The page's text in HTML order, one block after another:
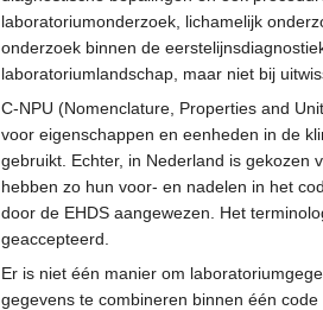
laboratoriumonderzoek, lichamelijk
onderzoek binnen de
laboratoriumlandschap, maar niet bij
C-NPU (Nomenclature, Properties and
voor eigenschappen en eenheden in de
gebruikt. Echter, in Nederland is gekozen
hebben zo hun voor- en nadelen in het
door de EHDS aangewezen. Het
geaccepteerd.
Er is niet één manier om
gegevens te combineren binnen één